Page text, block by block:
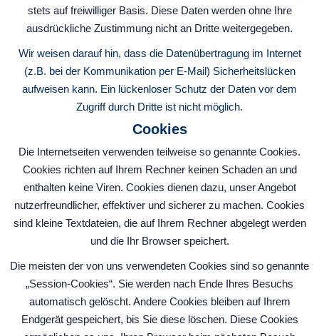
stets auf freiwilliger Basis. Diese Daten werden ohne Ihre
ausdrückliche Zustimmung nicht an Dritte weitergegeben.
Wir weisen darauf hin, dass die Datenübertragung im Internet
(z.B. bei der Kommunikation per E-Mail) Sicherheitslücken
aufweisen kann. Ein lückenloser Schutz der Daten vor dem
Zugriff durch Dritte ist nicht möglich.
Cookies
Die Internetseiten verwenden teilweise so genannte Cookies.
Cookies richten auf Ihrem Rechner keinen Schaden an und
enthalten keine Viren. Cookies dienen dazu, unser Angebot
nutzerfreundlicher, effektiver und sicherer zu machen. Cookies
sind kleine Textdateien, die auf Ihrem Rechner abgelegt werden
und die Ihr Browser speichert.
Die meisten der von uns verwendeten Cookies sind so genannte
„Session-Cookies“. Sie werden nach Ende Ihres Besuchs
automatisch gelöscht. Andere Cookies bleiben auf Ihrem
Endgerät gespeichert, bis Sie diese löschen. Diese Cookies